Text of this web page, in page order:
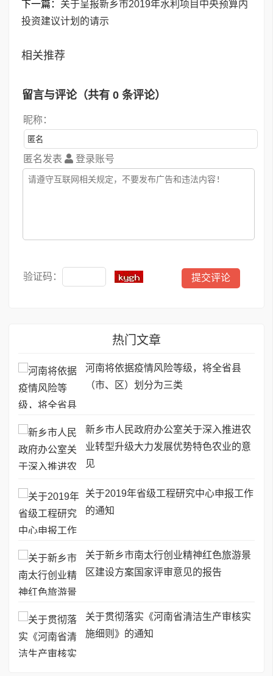
下一篇： 关于呈报新乡市2019年水利项目中央预算内
投资建议计划的请示
相关推荐
留言与评论（共有 0 条评论）
昵称：
匿名发表 登录账号
验证码：
热门文章
河南将依据疫情风险等级，将全省县
（市、区）划分为三类
新乡市人民政府办公室关于深入推进农
业转型升级大力发展优势特色农业的意
见
关于2019年省级工程研究中心申报工作
的通知
关于新乡市南太行创业精神红色旅游景
区建设方案国家评审意见的报告
关于贯彻落实《河南省清洁生产审核实
施细则》的通知